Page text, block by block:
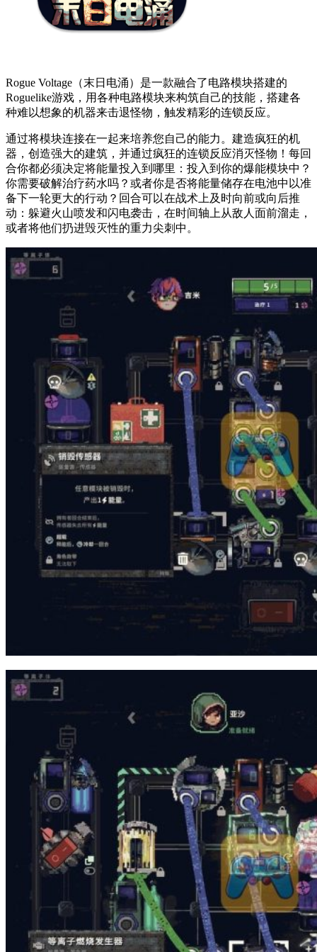
Rogue Voltage（末日电涌）是一款融合了电路模块搭建的
Roguelike游戏，用各种电路模块来构筑自己的技能，搭建各
种难以想象的机器来击退怪物，触发精彩的连锁反应。
通过将模块连接在一起来培养您自己的能力。建造疯狂的机
器，创造强大的建筑，并通过疯狂的连锁反应消灭怪物！每回
合你都必须决定将能量投入到哪里：投入到你的爆能模块中？
你需要破解治疗药水吗？或者你是否将能量储存在电池中以准
备下一轮更大的行动？回合可以在战术上及时向前或向后推
动：躲避火山喷发和闪电袭击，在时间轴上从敌人面前溜走，
或者将他们扔进毁灭性的重力尖刺中。